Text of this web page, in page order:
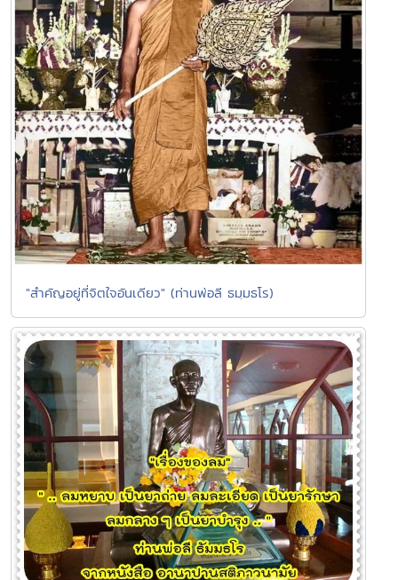
"สำคัญอยู่ที่จิตใจอันเดียว" (ท่านพ่อลี ธมฺมธโร)